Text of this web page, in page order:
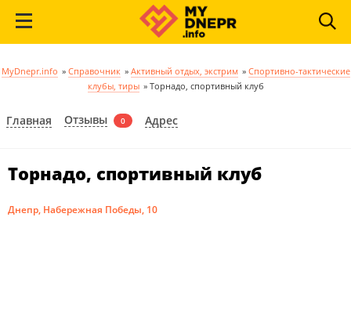
MyDnepr.info » Справочник » Активный отдых, экстрим » Спортивно-тактические
клубы, тиры » Торнадо, спортивный клуб
Главная Отзывы 0 Адрес
Торнадо, спортивный клуб
Днепр, Набережная Победы, 10